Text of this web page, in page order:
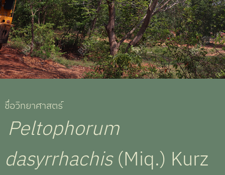
ชื่อวิทยาศาสตร์
Peltophorum
dasyrrhachis(Miq.) Kurz